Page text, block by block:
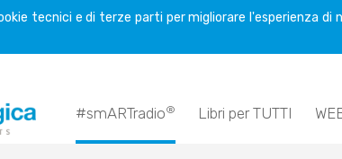
tecnici e di terze parti per migliorare l'esperienza di
#smARTradio® Libri per TUTTI